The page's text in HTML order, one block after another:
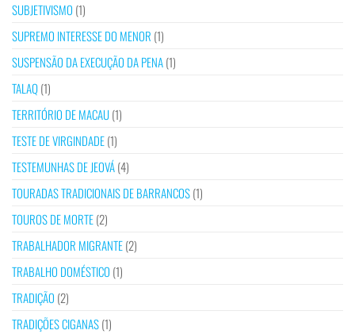
SUBJETIVISMO (1)
SUPREMO INTERESSE DO MENOR (1)
SUSPENSÃO DA EXECUÇÃO DA PENA(1)
TALAQ(1)
TERRITÓRIO DE MACAU(1)
TESTE DE VIRGINDADE(1)
TESTEMUNHAS DE JEOVÁ(4)
TOURADAS TRADICIONAIS DE BARRANCOS(1)
TOUROS DE MORTE(2)
TRABALHADOR MIGRANTE(2)
TRABALHO DOMÉSTICO (1)
TRADIÇÃO (2)
TRADIÇÕES CIGANAS(1)